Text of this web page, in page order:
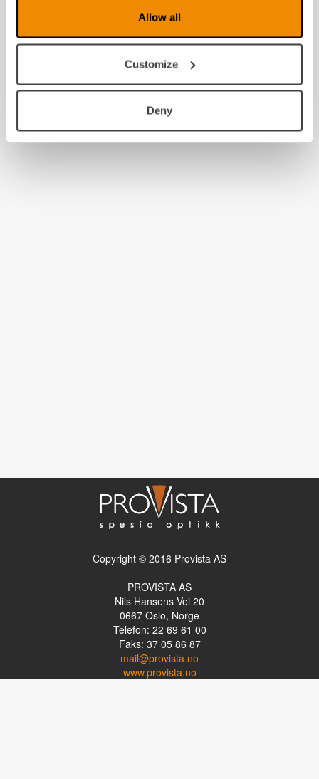
Allow all
Customize
Deny
Eschenbach Art of Optics 2x
Copyright © 2016 Provista AS
PROVISTA AS
Nils Hansens Vei 20
0667 Oslo, Norge
Telefon: 22 69 61 00
Faks: 37 05 86 87
mail@provista.no
www.provista.no